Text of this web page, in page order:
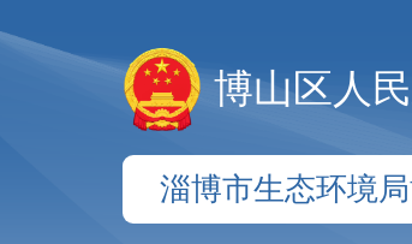
博山区人
淄博市生态环境